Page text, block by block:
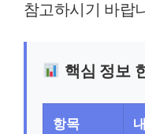
참고하시기 바랍
핵심 정보
항목